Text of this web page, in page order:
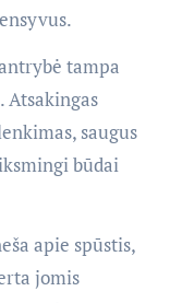
tampa
Atsakingas
saugus
būdai
apie spūstis,
jomis